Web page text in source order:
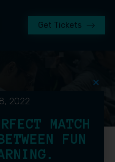
Get Tickets
2022
MATCH
FUN